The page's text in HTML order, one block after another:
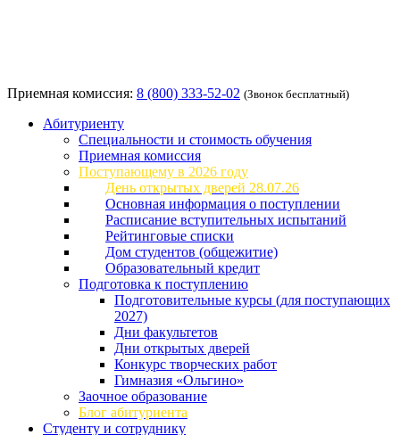
Приемная комиссия: 8 (800) 333-52-02 (Звонок бесплатный)
Абитуриенту
Специальности и стоимость обучения
Приемная комиссия
Поступающему в 2026 году
День открытых дверей 28.07.26
Основная информация о поступлении
Расписание вступительных испытаний
Рейтинговые списки
Дом студентов (общежитие)
Образовательный кредит
Подготовка к поступлению
Подготовительные курсы (для поступающих
2027)
Дни факультетов
Дни открытых дверей
Конкурс творческих работ
Гимназия «Ольгино»
Заочное образование
Блог абитуриента
Студенту и сотруднику